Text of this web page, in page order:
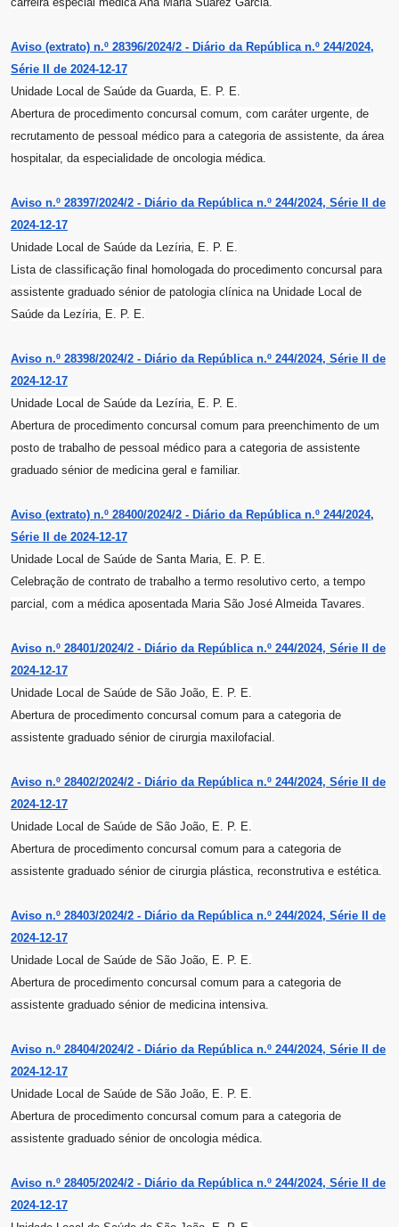
Aviso (extrato) n.º 28396/2024/2 - Diário da República n.º 244/2024,
Série II de 2024-12-17
Unidade Local de Saúde da Guarda, E. P. E.
Abertura de procedimento concursal comum, com caráter urgente, de
recrutamento de pessoal médico para a categoria de assistente, da área
hospitalar, da especialidade de oncologia médica.
Aviso n.º 28397/2024/2 - Diário da República n.º 244/2024, Série II de
2024-12-17
Unidade Local de Saúde da Lezíria, E. P. E.
Lista de classificação final homologada do procedimento concursal para
assistente graduado sénior de patologia clínica na Unidade Local de
Saúde da Lezíria, E. P. E.
Aviso n.º 28398/2024/2 - Diário da República n.º 244/2024, Série II de
2024-12-17
Unidade Local de Saúde da Lezíria, E. P. E.
Abertura de procedimento concursal comum para preenchimento de um
posto de trabalho de pessoal médico para a categoria de assistente
graduado sénior de medicina geral e familiar.
Aviso (extrato) n.º 28400/2024/2 - Diário da República n.º 244/2024,
Série II de 2024-12-17
Unidade Local de Saúde de Santa Maria, E. P. E.
Celebração de contrato de trabalho a termo resolutivo certo, a tempo
parcial, com a médica aposentada Maria São José Almeida Tavares.
Aviso n.º 28401/2024/2 - Diário da República n.º 244/2024, Série II de
2024-12-17
Unidade Local de Saúde de São João, E. P. E.
Abertura de procedimento concursal comum para a categoria de
assistente graduado sénior de cirurgia maxilofacial.
Aviso n.º 28402/2024/2 - Diário da República n.º 244/2024, Série II de
2024-12-17
Unidade Local de Saúde de São João, E. P. E.
Abertura de procedimento concursal comum para a categoria de
assistente graduado sénior de cirurgia plástica, reconstrutiva e estética.
Aviso n.º 28403/2024/2 - Diário da República n.º 244/2024, Série II de
2024-12-17
Unidade Local de Saúde de São João, E. P. E.
Abertura de procedimento concursal comum para a categoria de
assistente graduado sénior de medicina intensiva.
Aviso n.º 28404/2024/2 - Diário da República n.º 244/2024, Série II de
2024-12-17
Unidade Local de Saúde de São João, E. P. E.
Abertura de procedimento concursal comum para a categoria de
assistente graduado sénior de oncologia médica.
Aviso n.º 28405/2024/2 - Diário da República n.º 244/2024, Série II de
2024-12-17